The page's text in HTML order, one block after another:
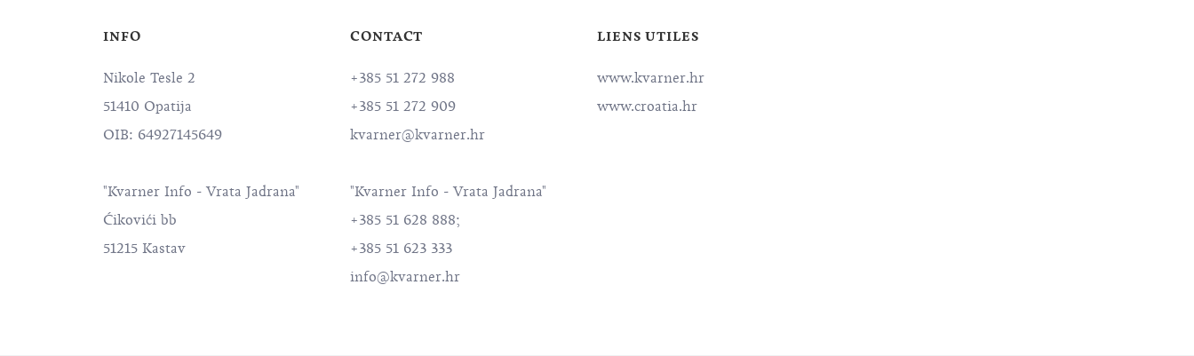
INFO
Nikole Tesle 2
51410 Opatija
OIB: 64927145649
"Kvarner Info - Vrata Jadrana"
Ćikovići bb
51215 Kastav
CONTACT
+385 51 272 988
+385 51 272 909
kvarner@kvarner.hr
"Kvarner Info - Vrata Jadrana"
+385 51 628 888;
+385 51 623 333
info@kvarner.hr
LIENS UTILES
www.kvarner.hr
www.croatia.hr